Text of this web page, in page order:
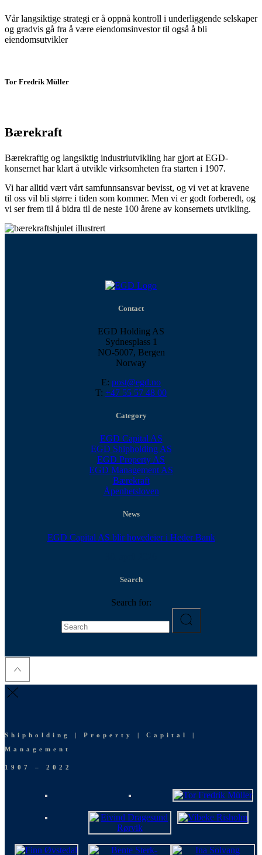
Vår langsiktige strategi er å oppnå kontroll i underliggende selskaper
og gradvis gå fra å være eiendomsinvestor til også å bli
eiendomsutvikler
Tor Fredrik Müller
Bærekraft
Bærekraftig og langsiktig industriutvikling har gjort at EGD-
konsernet har klart å utvikle virksomheten fra starten i 1907.
Vi har alltid vært vårt samfunnsansvar bevisst, og vi vet at kravene
til oss vil bli større i tiden som kommer. Men vi er godt forberedt, og
vi ser frem til å bidra til de neste 100 årene av konsernets utvikling.
Contact
EGD Holding AS
Sydnesplass 1
NO-5007, Bergen
Norway
E: post@egd.no
T: +47 55 57 48 00
Category
EGD Capital AS
EGD Shipholding AS
EGD Property AS
EGD Management AS
Bærekraft
Åpenhetsloven
News
EGD Capital AS blir hovedeier i Heder Bank
Search
Search for:
Shipholding | Property | Capital |
Management
1907 – 2022